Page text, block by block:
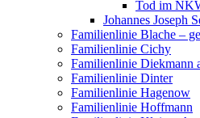
Tod im
Johannes Joseph
Familienlinie Blache –
Familienlinie Cichy
Familienlinie Diekmann
Familienlinie Dinter
Familienlinie Hagenow
Familienlinie Hoffmann